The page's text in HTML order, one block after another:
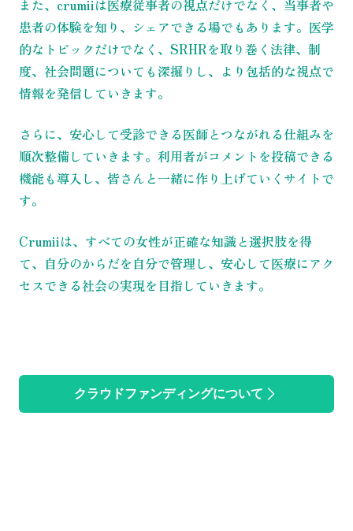
また、crumiiは医療従事者の視点だけでなく、当事者や
患者の体験を知り、シェアできる場でもあります。医学
的なトピックだけでなく、SRHRを取り巻く法律、制
度、社会問題についても深掘りし、より包括的な視点で
情報を発信していきます。
さらに、安心して受診できる医師とつながれる仕組みを
順次整備していきます。利用者がコメントを投稿できる
機能も導入し、皆さんと一緒に作り上げていくサイトで
す。
Crumiiは、すべての女性が正確な知識と選択肢を得
て、自分のからだを自分で管理し、安心して医療にアク
セスできる社会の実現を目指していきます。
クラウドファンディングについて